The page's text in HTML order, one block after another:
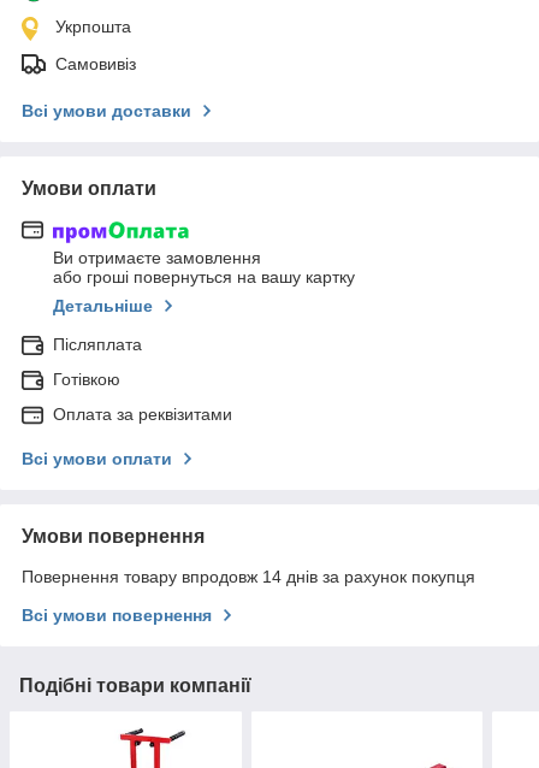
Укрпошта
Самовивіз
Всі умови доставки
Умови оплати
Ви отримаєте замовлення
або гроші повернуться на вашу картку
Детальніше
Післяплата
Готівкою
Оплата за реквізитами
Всі умови оплати
Умови повернення
Повернення товару впродовж 14 днів за рахунок покупця
Всі умови повернення
Подібні товари компанії